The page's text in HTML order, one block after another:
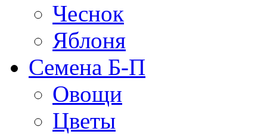
Чеснок
Яблоня
Семена Б-П
Овощи
Цветы